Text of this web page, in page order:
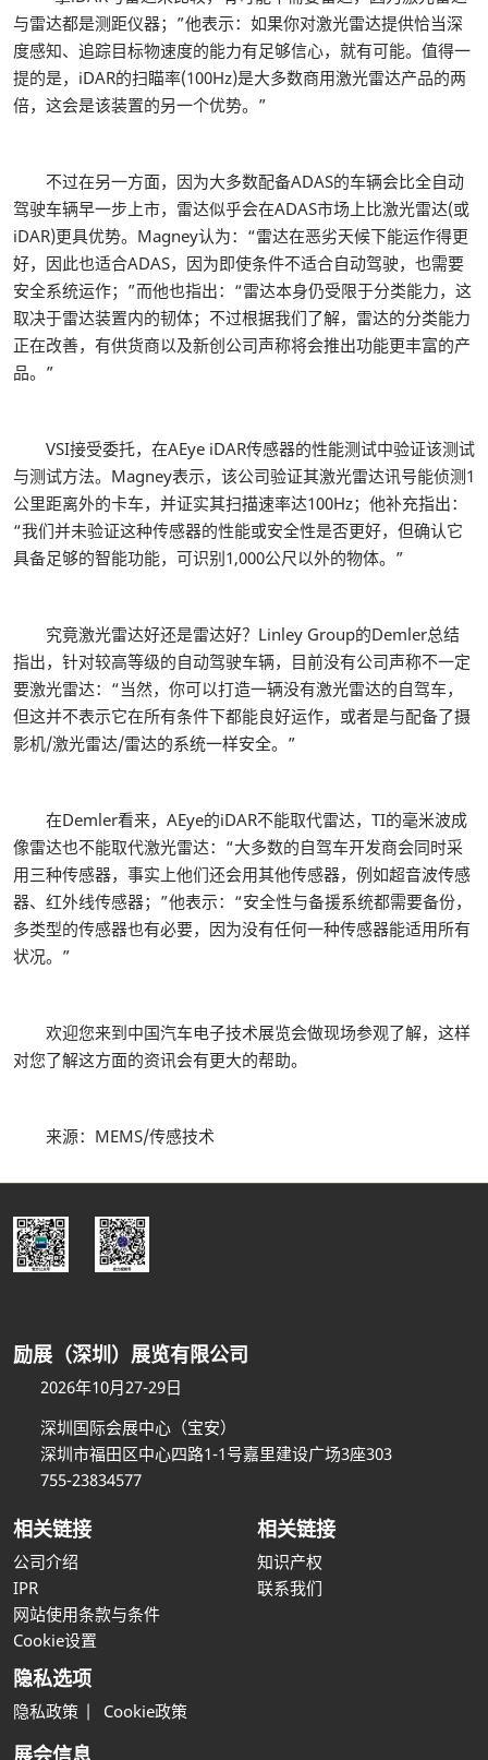
与雷达都是测距仪器；”他表示：如果你对激光雷达提供恰当深
度感知、追踪目标物速度的能力有足够信心，就有可能。值得一
提的是，iDAR的扫瞄率(100Hz)是大多数商用激光雷达产品的两
倍，这会是该装置的另一个优势。”
不过在另一方面，因为大多数配备ADAS的车辆会比全自动
驾驶车辆早一步上市，雷达似乎会在ADAS市场上比激光雷达(或
iDAR)更具优势。Magney认为：“雷达在恶劣天候下能运作得更
好，因此也适合ADAS，因为即使条件不适合自动驾驶，也需要
安全系统运作；”而他也指出：“雷达本身仍受限于分类能力，这
取决于雷达装置内的韧体；不过根据我们了解，雷达的分类能力
正在改善，有供货商以及新创公司声称将会推出功能更丰富的产
品。”
VSI接受委托，在AEye iDAR传感器的性能测试中验证该测试
与测试方法。Magney表示，该公司验证其激光雷达讯号能侦测1
公里距离外的卡车，并证实其扫描速率达100Hz；他补充指出：
“我们并未验证这种传感器的性能或安全性是否更好，但确认它
具备足够的智能功能，可识别1,000公尺以外的物体。”
究竟激光雷达好还是雷达好？Linley Group的Demler总结
指出，针对较高等级的自动驾驶车辆，目前没有公司声称不一定
要激光雷达：“当然，你可以打造一辆没有激光雷达的自驾车，
但这并不表示它在所有条件下都能良好运作，或者是与配备了摄
影机/激光雷达/雷达的系统一样安全。”
在Demler看来，AEye的iDAR不能取代雷达，TI的毫米波成
像雷达也不能取代激光雷达：“大多数的自驾车开发商会同时采
用三种传感器，事实上他们还会用其他传感器，例如超音波传感
器、红外线传感器；”他表示：“安全性与备援系统都需要备份，
多类型的传感器也有必要，因为没有任何一种传感器能适用所有
状况。”
欢迎您来到中国汽车电子技术展览会做现场参观了解，这样
对您了解这方面的资讯会有更大的帮助。
来源：MEMS/传感技术
励展（深圳）展览有限公司
2026年10月27-29日
深圳国际会展中心（宝安）
深圳市福田区中心四路1-1号嘉里建设广场3座303
755-23834577
相关链接
公司介绍
IPR
网站使用条款与条件
Cookie设置
相关链接
知识产权
联系我们
隐私选项
隐私政策 Cookie政策
展会信息